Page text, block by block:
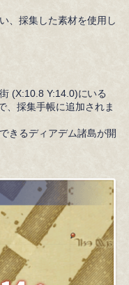
、採集した素材を使用し
(X:10.8 Y:14.0)にいる
、採集手帳に追加されま
きるディアデム諸島が開